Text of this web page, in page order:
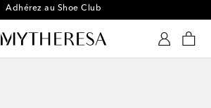
Adhérez au Shoe Club